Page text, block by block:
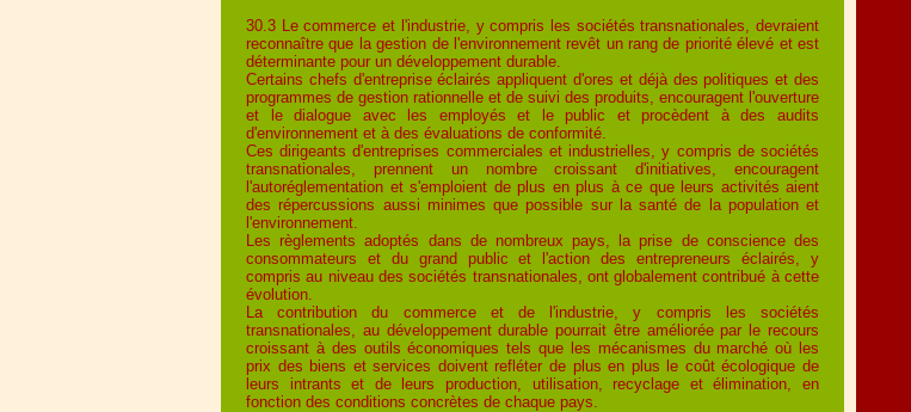
30.3 Le commerce et l'industrie, y compris les sociétés transnationales, devraient
reconnaître que la gestion de l'environnement revêt un rang de priorité élevé et est
déterminante pour un développement durable.
Certains chefs d'entreprise éclairés appliquent d'ores et déjà des politiques et des
programmes de gestion rationnelle et de suivi des produits, encouragent l'ouverture
et le dialogue avec les employés et le public et procèdent à des audits
d'environnement et à des évaluations de conformité.
Ces dirigeants d'entreprises commerciales et industrielles, y compris de sociétés
transnationales, prennent un nombre croissant d'initiatives, encouragent
l'autoréglementation et s'emploient de plus en plus à ce que leurs activités aient
des répercussions aussi minimes que possible sur la santé de la population et
l'environnement.
Les règlements adoptés dans de nombreux pays, la prise de conscience des
consommateurs et du grand public et l'action des entrepreneurs éclairés, y
compris au niveau des sociétés transnationales, ont globalement contribué à cette
évolution.
La contribution du commerce et de l'industrie, y compris les sociétés
transnationales, au développement durable pourrait être améliorée par le recours
croissant à des outils économiques tels que les mécanismes du marché où les
prix des biens et services doivent refléter de plus en plus le coût écologique de
leurs intrants et de leurs production, utilisation, recyclage et élimination, en
fonction des conditions concrètes de chaque pays.